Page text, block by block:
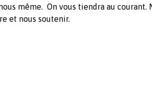
même. On vous tiendra au courant.
et nous soutenir.